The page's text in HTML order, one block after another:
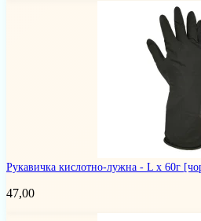
Рукавичка кислотно-лужна - L x 60г
47,00